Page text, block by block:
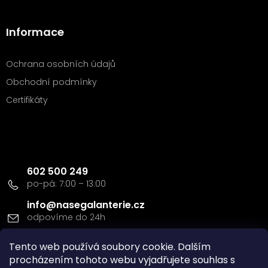
Tento web používá soubory cookie. Dalším
procházením tohoto webu vyjadřujete souhlas s
Informace
Ochrana osobních údajů
Obchodní podmínky
Certifikáty
info@nasegalanterie.cz
602 500 249
Doprava a platba